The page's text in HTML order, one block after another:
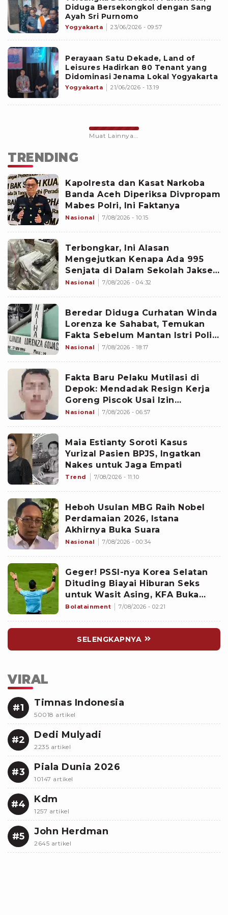
Diduga Bersekongkol dengan Sang
Ayah Sri Purnomo
Yogyakarta 23/06/2026 - 09:57
Perayaan Satu Dekade, Land of
Leisures Hadirkan 80 Tenant yang
Didominasi Jenama Lokal Yogyakarta
Yogyakarta 21/06/2026 - 13:19
Muat Lainnya...
TRENDING
Kapolresta dan Kasat Narkoba
Banda Aceh Diperiksa Divpropam
Mabes Polri, Ini Faktanya
Nasional 7/08/2026 - 10:15
Terbongkar, Ini Alasan
Mengejutkan Kenapa Ada 995
Senjata di Dalam Sekolah Jaksel
Sejak 2020
Nasional 7/08/2026 - 04:32
Beredar Diduga Curhatan Winda
Lorenza ke Sahabat, Temukan
Fakta Sebelum Mantan Istri Polisi
di Medan Tewas
Nasional 7/08/2026 - 18:17
Fakta Baru Pelaku Mutilasi di
Depok: Mendadak Resign Kerja
Goreng Piscok Usai Izin
Interview di Mal
Nasional 7/08/2026 - 06:57
Maia Estianty Soroti Kasus
Yurizal Pasien BPJS, Ingatkan
Nakes untuk Jaga Empati
Trend 7/08/2026 - 11:10
Heboh Usulan MBG Raih Nobel
Perdamaian 2026, Istana
Akhirnya Buka Suara
Nasional 7/08/2026 - 00:34
Geger! PSSI-nya Korea Selatan
Dituding Biayai Hiburan Seks
untuk Wasit Asing, KFA Buka
Suara
Bolatainment 7/08/2026 - 02:21
SELENGKAPNYA
VIRAL
#1 Timnas Indonesia
50018 artikel
#2 Dedi Mulyadi
2235 artikel
#3 Piala Dunia 2026
10147 artikel
#4 Kdm
1257 artikel
#5 John Herdman
2645 artikel